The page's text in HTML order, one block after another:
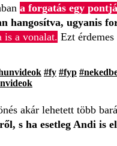
a forgatás egy
hangosítva, ugyanis
is a vonalat. Ezt
#fy #fyp
akár lehetett több
s ha esetleg Andi is